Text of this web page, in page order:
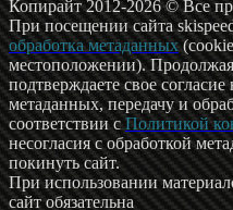
Копирайт 2012-2026 © Все
При посещении сайта
обработка метаданных
местоположении).
подтверждаете свое
метаданных, передачу и
соответствии с Политикой
несогласия с обработкой
покинуть сайт.
При использовании
сайт обязательна